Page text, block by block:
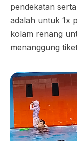
pendekatan
adalah untuk 1x
kolam renang
menanggung